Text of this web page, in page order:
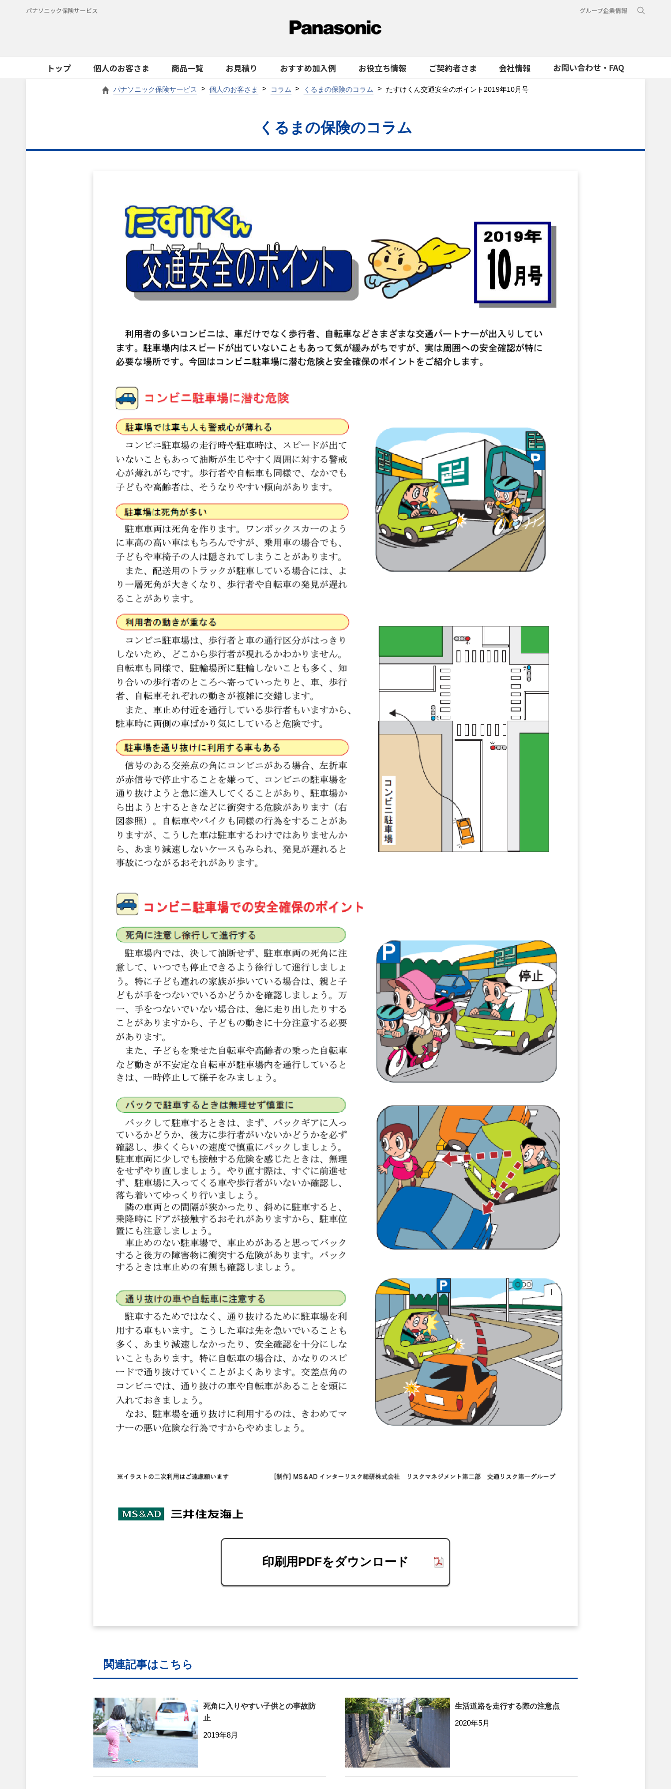
パナソニック保険サービス グループ企業情報
トップ 個人のお客さま 商品一覧 お見積り おすすめ加入例 お役立ち情報 ご契約者さま 会社情報 お問い合わせ・FAQ
パナソニック保険サービス 個人のお客さま コラム くるまの保険のコラム たすけくん交通安全のポイント2019年10月号
くるまの保険のコラム
印刷用PDFをダウンロード
関連記事はこちら
死角に入りやすい子供との事故防
止
2019年8月
生活道路を走行する際の注意点
2020年5月